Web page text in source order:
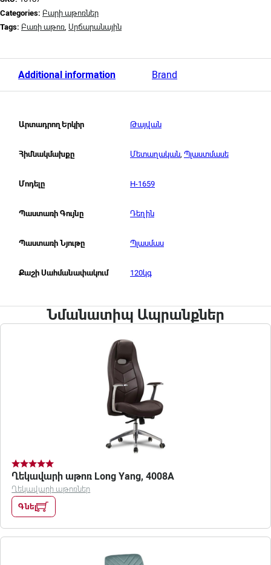
Categories: Բարի աթոռներ
Tags: Բառի աթոռ, Սրճարանային
Additional information Brand
Արտադրող Երկիր Թայվան
Հիմնակմախքը Մետաղական Պլաստմասե
Մոդելը H-1659
Պաստառի Գույնը Դեղին
Պաստառի Նյութը Պլասմաս
Քաշի Սահմանափակում 120կգ
Նմանատիպ Ապրանքներ
Ղեկավարի աթոռ Long Yang, 4008A
Ղեկավարի աթոռներ
Գնել